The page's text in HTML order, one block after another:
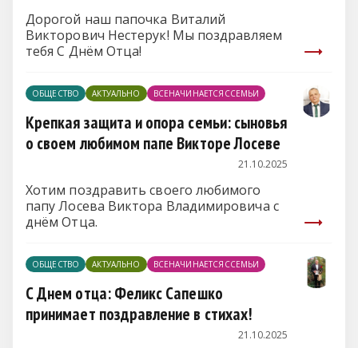
Дорогой наш папочка Виталий
Викторович Нестерук! Мы поздравляем
тебя С Днём Отца!
ОБЩЕСТВО АКТУАЛЬНО ВСЕНАЧИНАЕТСЯССЕМЬИ
Крепкая защита и опора семьи: сыновья
о своем любимом папе Викторе Лосеве
21.10.2025
Хотим поздравить своего любимого
папу Лосева Виктора Владимировича с
днём Отца.
ОБЩЕСТВО АКТУАЛЬНО ВСЕНАЧИНАЕТСЯССЕМЬИ
С Днем отца: Феликс Сапешко
принимает поздравление в стихах!
21.10.2025